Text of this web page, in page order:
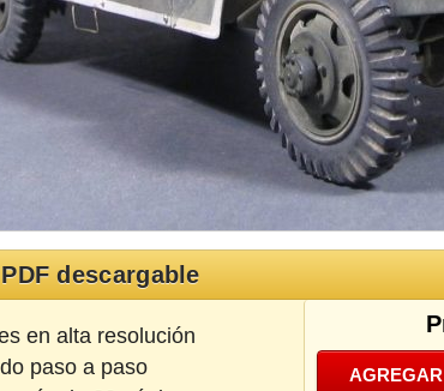
descargable
en alta resolución
paso a paso